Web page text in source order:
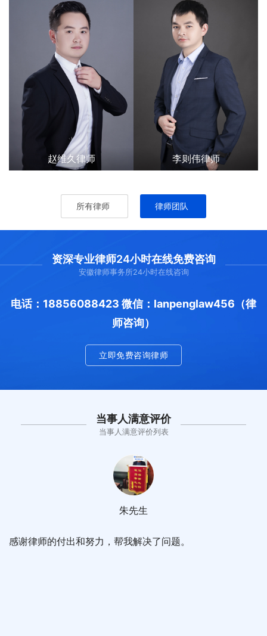
赵维久律师 李则伟律师
所有律师 律师团队
资深专业律师24小时在线免费咨询
安徽律师事务所24小时在线咨询
电话：18856088423 微信：lanpenglaw456（律
师咨询）
立即免费咨询律师
当事人满意评价
当事人满意评价列表
感谢律师的付出和努力，帮我解决了问题。
朱先生